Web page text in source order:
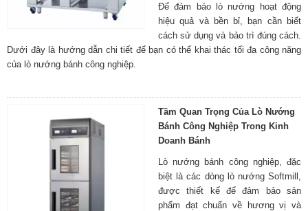
Để đảm bảo lò nướng hoạt động
hiệu quả và bền bỉ, bạn cần biết
cách sử dụng và bảo trì đúng cách.
Dưới đây là hướng dẫn chi tiết để bạn có thể khai thác tối đa công năng
của lò nướng bánh công nghiệp.
Tầm Quan Trọng Của Lò Nướng
Bánh Công Nghiệp Trong Kinh
Doanh Bánh
Lò nướng bánh công nghiệp, đặc
biệt là các dòng lò nướng Softmill,
được thiết kế để đảm bảo sản
phẩm đạt chuẩn về hương vị và